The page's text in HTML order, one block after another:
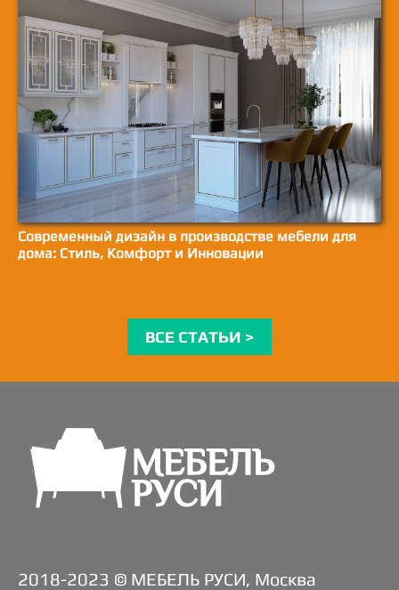
Современный дизайн в производстве мебели для
дома: Стиль, Комфорт и Инновации
ВСЕ СТАТЬИ >
2018-2023 © МЕБЕЛЬ РУСИ, Москва